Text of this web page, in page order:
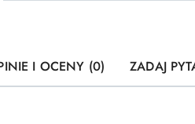
I OCENY (0) ZADAJ